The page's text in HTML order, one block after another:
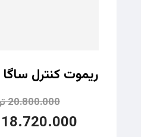
ریموت کنترل ساگا L8B
20.800.000
18.720.000